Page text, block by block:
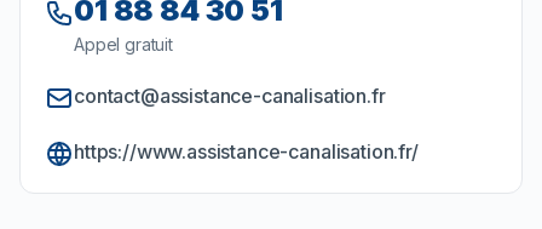
01 88 84 30 51
Appel gratuit
contact@assistance-canalisation.fr
https://www.assistance-canalisation.fr/